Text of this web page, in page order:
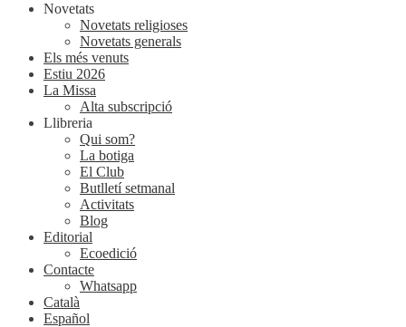
Novetats
Novetats religioses
Novetats generals
Els més venuts
Estiu 2026
La Missa
Alta subscripció
Llibreria
Qui som?
La botiga
El Club
Butlletí setmanal
Activitats
Blog
Editorial
Ecoedició
Contacte
Whatsapp
Català
Español